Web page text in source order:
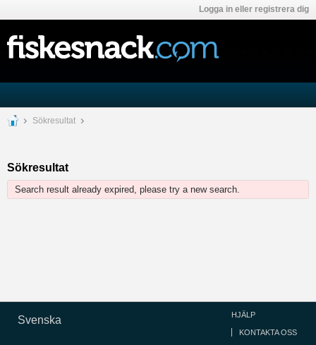
Logga in eller registrera dig
Sökresultat
Sökresultat
Search result already expired, please try a new search.
Svenska HJÄLP
KONTAKTA OSS